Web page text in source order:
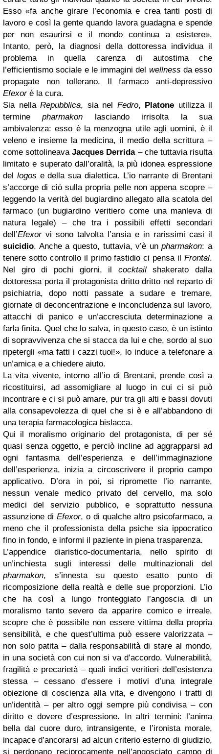
Esso «fa anche girare l’economia e crea tanti posti di
lavoro e così la gente quando lavora guadagna e spende
per non esaurirsi e il mondo continua a esistere».
Intanto, però, la diagnosi della dottoressa individua il
problema in quella carenza di autostima che
l’efficientismo sociale e le immagini del wellness da esso
propagate non tollerano. Il farmaco anti-depressivo
Efexorè la cura.
Sia nella Repubblica, sia nel Fedro, Platone utilizza il
terminepharmakon lasciando irrisolta la sua
ambivalenza: esso è la menzogna utile agli uomini, è il
veleno e insieme la medicina, il medio della scrittura –
come sottolineavaJacques Derrida– che tuttavia risulta
limitato e superato dall’oralità, la più idonea espressione
del logos e della sua dialettica. L’io narrante di Brentani
s’accorge di ciò sulla propria pelle non appena scopre –
leggendo la verità del bugiardino allegato alla scatola del
farmaco (un bugiardino veritiero come una manleva di
natura legale) – che tra i possibili effetti secondari
dell’Efexorvi sono talvolta l’ansia e in rarissimi casi il
suicidio. Anche a questo, tuttavia, v’è unpharmakon: a
tenere sotto controllo il primo fastidio ci pensa il Frontal.
Nel giro di pochi giorni, il cocktailshakerato dalla
dottoressa porta il protagonista dritto dritto nel reparto di
psichiatria, dopo notti passate a sudare e tremare,
giornate di deconcentrazione e inconcludenza sul lavoro,
attacchi di panico e un’accresciuta determinazione a
farla finita. Quel che lo salva, in questo caso, è un istinto
di sopravvivenza che si stacca da lui e che, sordo al suo
ripetergli «ma fatti i cazzi tuoi!», lo induce a telefonare a
un’amica e a chiedere aiuto.
La vita vivente, intorno all’io di Brentani, prende così a
ricostituirsi, ad assomigliare al luogo in cui ci si può
incontrare e ci si può amare, pur tra gli alti e bassi dovuti
alla consapevolezza di quel che si è e all’abbandono di
una terapia farmacologica bislacca.
Qui il moralismo originario del protagonista, di per sé
quasi senza oggetto, e perciò incline ad aggrapparsi ad
ogni fantasma dell’esperienza e dell’immaginazione
dell’esperienza, inizia a circoscrivere il proprio campo
applicativo. D’ora in poi, si ripromette l’io narrante,
nessun venale medico privato del cervello, ma solo
medici del servizio pubblico, e soprattutto nessuna
assunzione di Efexor, o di qualche altro psicofarmaco, a
meno che il professionista della psiche sia ippocratico
fino in fondo, e informi il paziente in piena trasparenza.
L’appendice diaristico-documentaria, nello spirito di
un’inchiesta sugli interessi delle multinazionali del
pharmakon, s’innesta su questo esatto punto di
ricomposizione della realtà e delle sue proporzioni. L’io
che ha così a lungo fronteggiato l’angoscia di un
moralismo tanto severo da apparire comico e irreale,
scopre che è possibile non essere vittima della propria
sensibilità, e che quest’ultima può essere valorizzata –
non solo patita – dalla responsabilità di stare al mondo,
in una società con cui non si va d’accordo. Vulnerabilità,
fragilità e precarietà – quali indici veritieri dell’esistenza
stessa – cessano d’essere i motivi d’una integrale
obiezione di coscienza alla vita, e divengono i tratti di
un’identità – per altro oggi sempre più condivisa – con
diritto e dovere d’espressione. In altri termini: l’anima
bella dal cuore duro, intransigente, e l’ironista morale,
incapace d’ancorarsi ad alcun criterio esterno di giudizio,
si perdonano reciprocamente nell’angosciato campo di